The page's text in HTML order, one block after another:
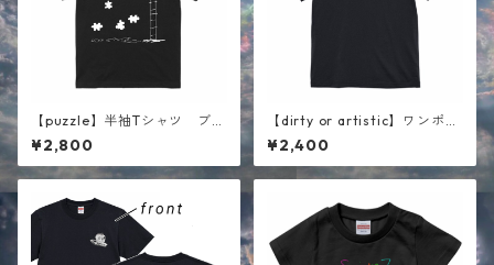
【puzzle】半袖Tシャツ ブラ
ック
¥2,800
【dirty or artistic】ワンポイ
ント 半袖Tシャツ ブラック
¥2,400